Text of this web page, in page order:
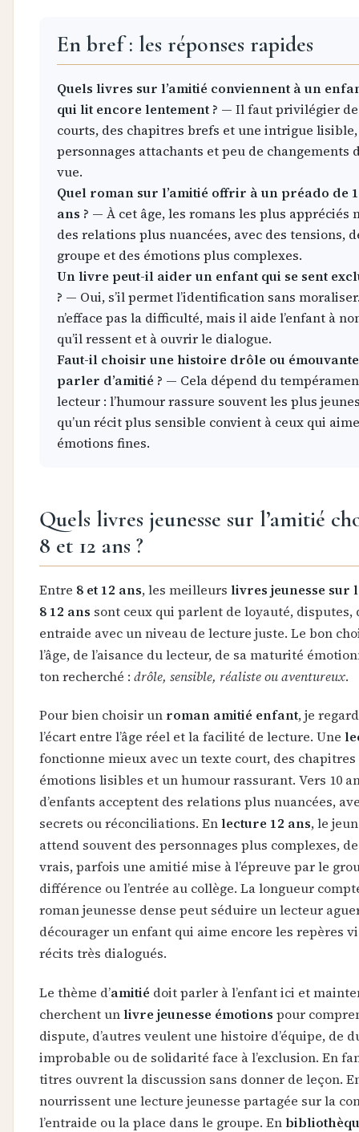
En bref : les réponses rapides
Quels livres sur l’amitié conviennent à un
qui lit encore lentement ? — Il faut privilégier
courts, des chapitres brefs et une intrigue lisible,
personnages attachants et peu de changements
vue.
Quel roman sur l’amitié offrir à un préado de
ans ? — À cet âge, les romans les plus appréciés
des relations plus nuancées, avec des tensions,
groupe et des émotions plus complexes.
Un livre peut-il aider un enfant qui se sent
? — Oui, s’il permet l’identification sans
n’efface pas la difficulté, mais il aide l’enfant à
qu’il ressent et à ouvrir le dialogue.
Faut-il choisir une histoire drôle ou
parler d’amitié ? — Cela dépend du
lecteur : l’humour rassure souvent les plus
qu’un récit plus sensible convient à ceux qui
émotions fines.
Quels livres jeunesse sur l’amitié
8 et 12 ans ?
Entre 8 et 12 ans, les meilleurs livres jeunesse sur
8 12 ans sont ceux qui parlent de loyauté, disputes,
entraide avec un niveau de lecture juste. Le bon
l’âge, de l’aisance du lecteur, de sa maturité
ton recherché : drôle, sensible, réaliste ou aventureux.
Pour bien choisir un roman amitié enfant, je
l’écart entre l’âge réel et la facilité de lecture. Une
fonctionne mieux avec un texte court, des
émotions lisibles et un humour rassurant. Vers 10
d’enfants acceptent des relations plus nuancées,
secrets ou réconciliations. Enlecture 12 ans, le
attend souvent des personnages plus complexes,
vrais, parfois une amitié mise à l’épreuve par le
différence ou l’entrée au collège. La longueur
roman jeunesse dense peut séduire un lecteur
décourager un enfant qui aime encore les repères
récits très dialogués.
Le thème d’amitié doit parler à l’enfant ici et
cherchent unlivre jeunesse émotions pour
dispute, d’autres veulent une histoire d’équipe, de
improbable ou de solidarité face à l’exclusion. En
titres ouvrent la discussion sans donner de leçon.
nourrissent une lecture jeunesse partagée sur la
l’entraide ou la place dans le groupe. En